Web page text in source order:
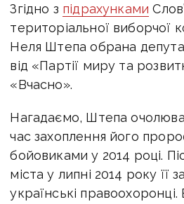
Згідно з підрахунками
територіальної виборчої
Неля Штепа обрана
від «Партії миру та
«Вчасно».
Нагадаємо, Штепа
час захоплення його
бойовиками у 2014 році.
міста у липні 2014 року її
українські правоохоронці.